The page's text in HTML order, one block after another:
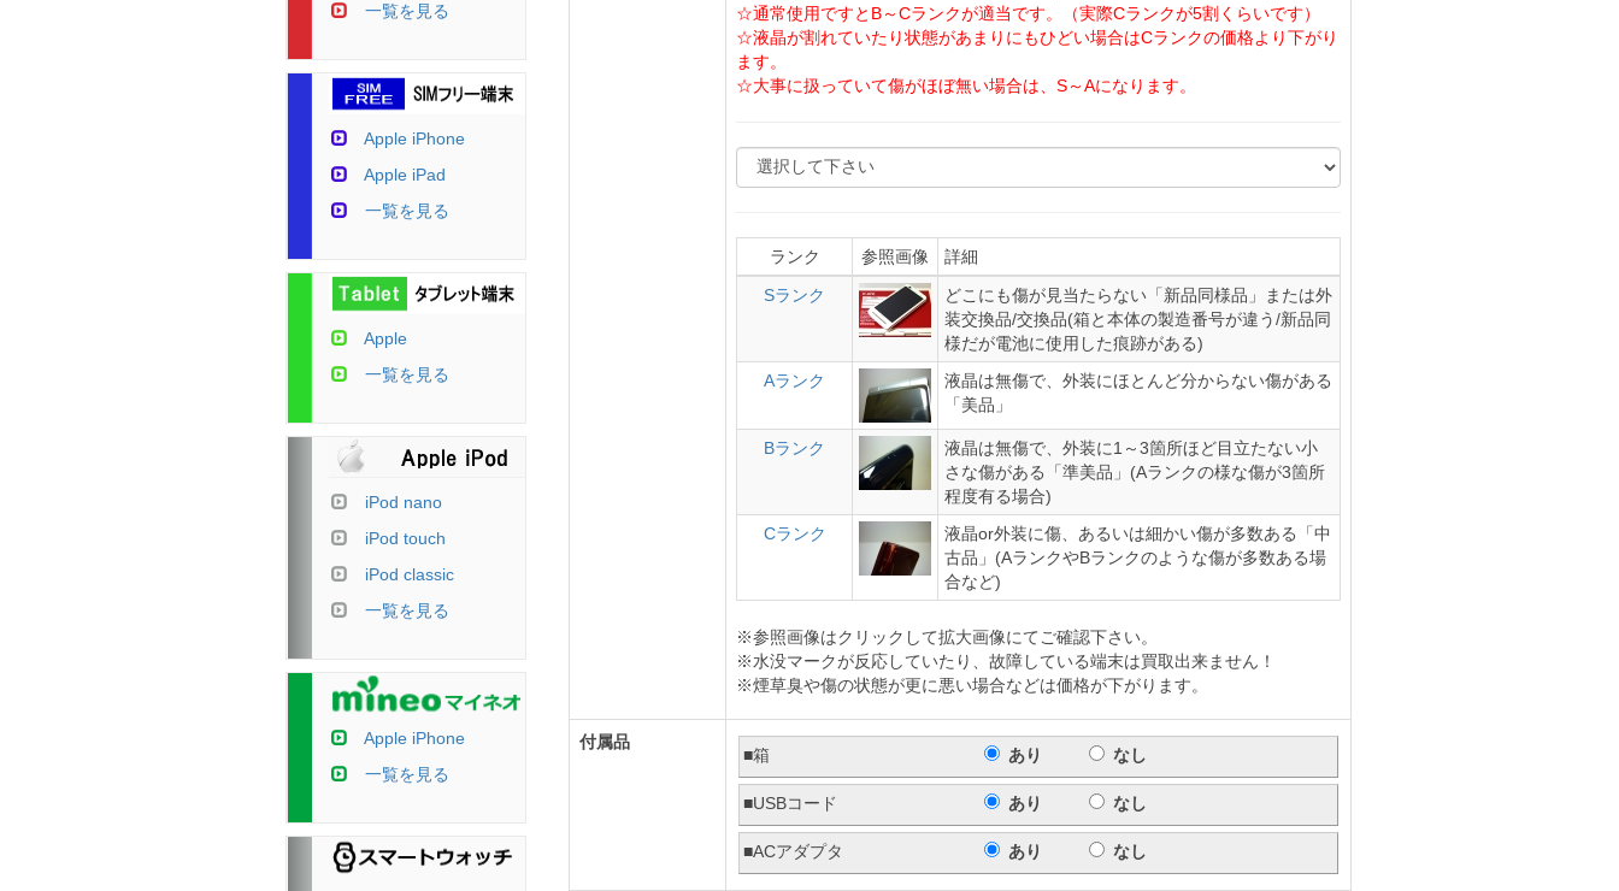
☆通常使用ですとB～Cランクが適当です。（実際Cランクが5割くらいです）
☆液晶が割れていたり状態があまりにもひどい場合はCランクの価格より下がり
ます。
☆大事に扱っていて傷がほぼ無い場合は、S～Aになります。
ランク 参照画像
詳細
Sランク
どこにも傷が見当たらない「新品同様品」または外
装交換品/交換品(箱と本体の製造番号が違う/新品同
様だが電池に使用した痕跡がある)
Aランク
液晶は無傷で、外装にほとんど分からない傷がある
「美品」
Bランク
液晶は無傷で、外装に1～3箇所ほど目立たない小
さな傷がある「準美品」(Aランクの様な傷が3箇所
程度有る場合)
Cランク
液晶or外装に傷、あるいは細かい傷が多数ある「中
古品」(AランクやBランクのような傷が多数ある場
合など)
※参照画像はクリックして拡大画像にてご確認下さい。
※水没マークが反応していたり、故障している端末は買取出来ません！
※煙草臭や傷の状態が更に悪い場合などは価格が下がります。
付属品
■箱 あり なし
■USBコード あり なし
■ACアダプタ あり なし
一覧を見る
Apple iPhone
Apple iPad
一覧を見る
Apple
一覧を見る
iPod nano
iPod touch
iPod classic
一覧を見る
Apple iPhone
一覧を見る